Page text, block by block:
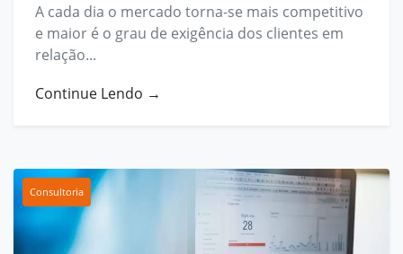
A cada dia o mercado torna-se mais competitivo
e maior é o grau de exigência dos clientes em
relação...
Continue Lendo →
Consultoria